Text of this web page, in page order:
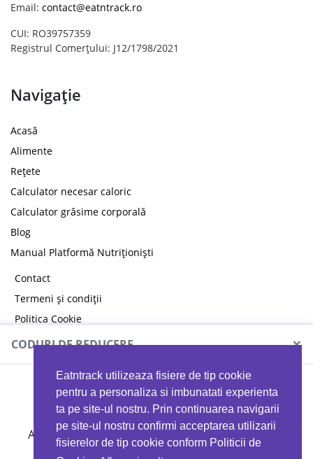
Eatntrack utilizeaza fisiere de tip cookie
pentru a personaliza si imbunatati experienta
ta pe site-ul nostru. Prin continuarea navigarii
pe site-ul nostru confirmi acceptarea utilizarii
fisierelor de tip cookie conform Politicii de
Email: contact@eatntrack.ro
CUI: RO39757359
Registrul Comerțului: J12/1798/2021
Navigație
Acasă
Alimente
Rețete
Calculator necesar caloric
Calculator grăsime corporală
Blog
Manual Platformă Nutriționiști
Contact
Termeni și condiții
Politica Cookie
Politica de confidențialitate
CODURI DE REDUCERE ×
MYPROTEIN
Ai 40%reducere la orice comandă folosind codul
EATTRACK